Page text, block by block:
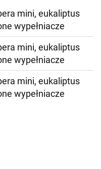
mini, eukaliptus
wypełniacze
mini, eukaliptus
wypełniacze
mini, eukaliptus
wypełniacze